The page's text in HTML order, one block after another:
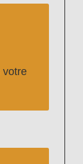
votre
la